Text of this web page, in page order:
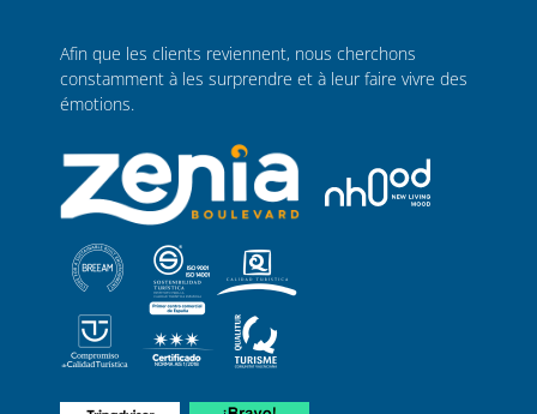
Afin que les clients reviennent, nous cherchons
constamment à les surprendre et à leur faire vivre des
émotions.